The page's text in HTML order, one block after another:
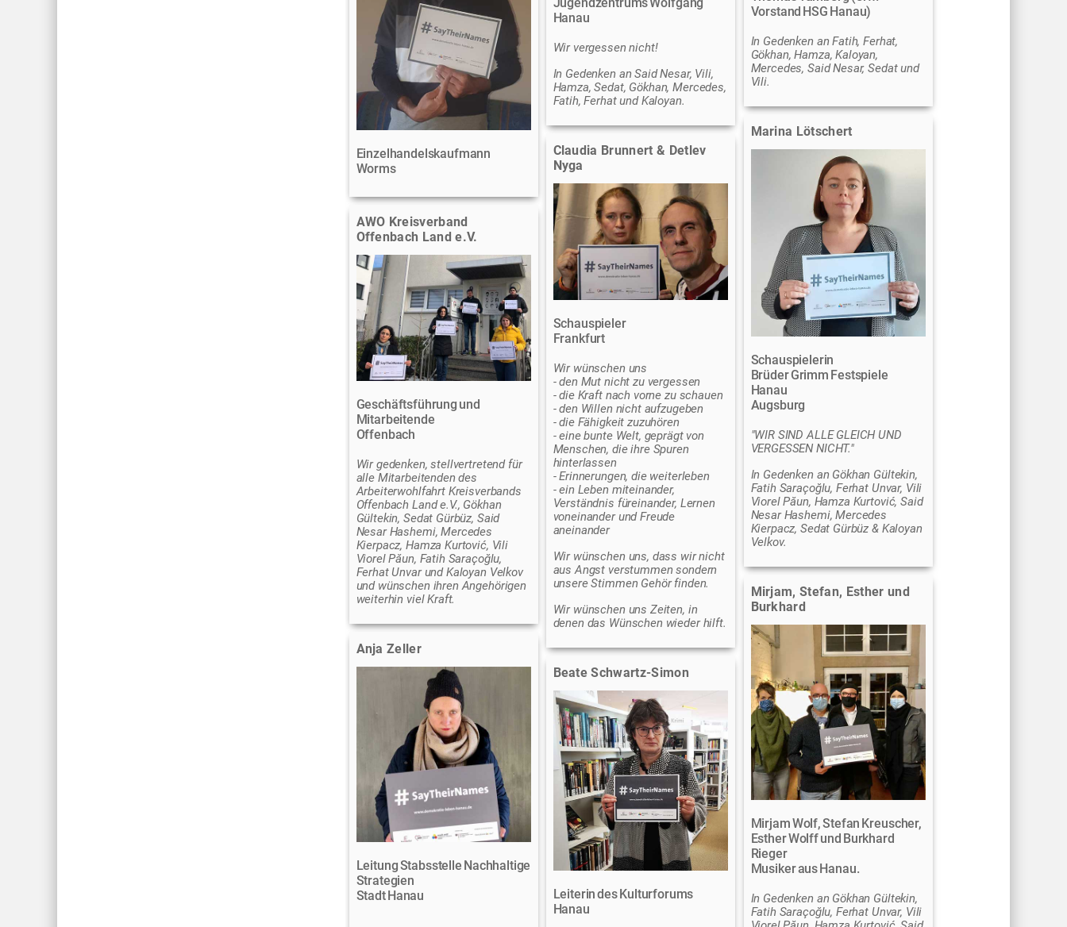
Vorstand HSG Hanau)
In Gedenken an Fatih, Ferhat,
Gökhan, Hamza, Kaloyan,
Mercedes, Said Nesar, Sedat und
Vili.
Hanau
Wir vergessen nicht!
In Gedenken an Said Nesar, Vili,
Hamza, Sedat, Gökhan, Mercedes,
Fatih, Ferhat und Kaloyan.
Einzelhandelskaufmann
Worms
Marina Lötschert
Schauspielerin
Brüder Grimm Festspiele
Hanau
Augsburg
"WIR SIND ALLE GLEICH UND
VERGESSEN NICHT."
In Gedenken an Gökhan Gültekin,
Fatih Saraçoğlu, Ferhat Unvar, Vili
Viorel Păun, Hamza Kurtović, Said
Nesar Hashemi, Mercedes
Kierpacz, Sedat Gürbüz & Kaloyan
Velkov.
Claudia Brunnert & Detlev
Nyga
Schauspieler
Frankfurt
Wir wünschen uns
- den Mut nicht zu vergessen
- die Kraft nach vorne zu schauen
- den Willen nicht aufzugeben
- die Fähigkeit zuzuhören
- eine bunte Welt, geprägt von
Menschen, die ihre Spuren
hinterlassen
- Erinnerungen, die weiterleben
- ein Leben miteinander,
Verständnis füreinander, Lernen
voneinander und Freude
aneinander
Wir wünschen uns, dass wir nicht
aus Angst verstummen sondern
unsere Stimmen Gehör finden.
Wir wünschen uns Zeiten, in
denen das Wünschen wieder hilft.
AWO Kreisverband
Offenbach Land e.V.
Geschäftsführung und
Mitarbeitende
Offenbach
Wir gedenken, stellvertretend für
alle Mitarbeitenden des
Arbeiterwohlfahrt Kreisverbands
Offenbach Land e.V., Gökhan
Gültekin, Sedat Gürbüz, Said
Nesar Hashemi, Mercedes
Kierpacz, Hamza Kurtović, Vili
Viorel Păun, Fatih Saraçoğlu,
Ferhat Unvar und Kaloyan Velkov
und wünschen ihren Angehörigen
weiterhin viel Kraft.
Mirjam, Stefan, Esther und
Burkhard
Mirjam Wolf, Stefan Kreuscher,
Esther Wolff und Burkhard
Rieger
Musiker aus Hanau.
In Gedenken an Gökhan Gültekin,
Fatih Saraçoğlu, Ferhat Unvar, Vili
Anja Zeller
Leitung Stabsstelle Nachhaltige
Strategien
Stadt Hanau
Beate Schwartz-Simon
Leiterin des Kulturforums
Hanau